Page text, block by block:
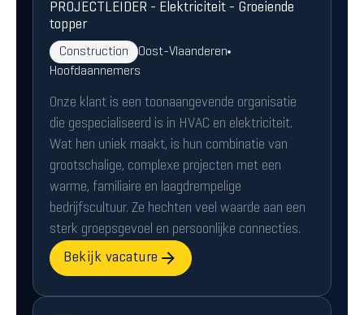
PROJECTLEIDER - Elektriciteit - Groeiende
topper
Construction
Oost-Vlaanderen
Hoofdaannemers
Onze klant is een toonaangevende organisatie
die gespecialiseerd is in HVAC en elektriciteit.
Wat hen uniek maakt, is hun combinatie van
grootschalige, complexe projecten met een
warme, familiaire en laagdrempelige
bedrijfscultuur. Ze hechten veel waarde aan een
sterk groepsgevoel en persoonlijke connecties.
Bekijk vacature